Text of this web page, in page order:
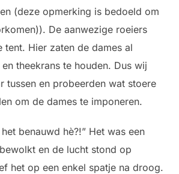
(deze opmerking is bedoeld om
De aanwezige roeiers
tent. Hier zaten de dames al
theekrans te houden. Dus wij
tussen en probeerden wat stoere
om de dames te imponeren.
benauwd hè?!” Het was een
en de lucht stond op
het op een enkel spatje na droog.